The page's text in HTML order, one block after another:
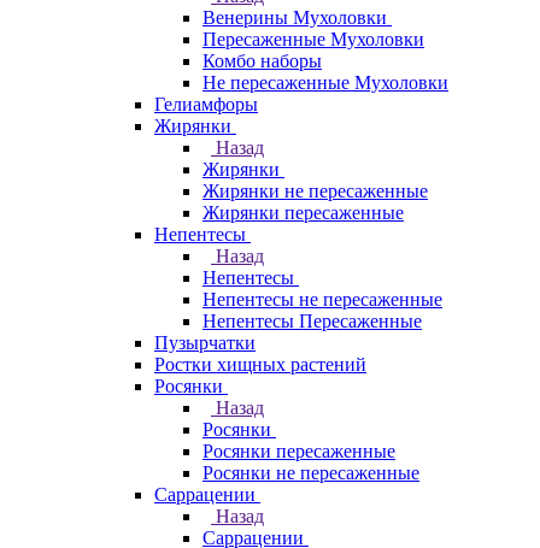
Венерины Мухоловки
Пересаженные Мухоловки
Комбо наборы
Не пересаженные Мухоловки
Гелиамфоры
Жирянки
Назад
Жирянки
Жирянки не пересаженные
Жирянки пересаженные
Непентесы
Назад
Непентесы
Непентесы не пересаженные
Непентесы Пересаженные
Пузырчатки
Ростки хищных растений
Росянки
Назад
Росянки
Росянки пересаженные
Росянки не пересаженные
Саррацении
Назад
Саррацении